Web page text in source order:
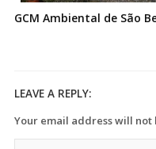
GCM Ambiental de São
LEAVE A REPLY:
Your email address will not